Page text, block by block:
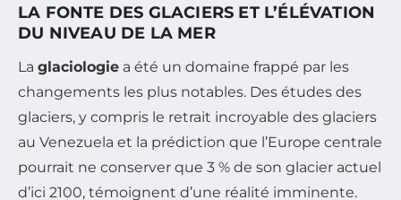
LA FONTE DES GLACIERS ET L’ÉLÉVATION
DU NIVEAU DE LA MER
La glaciologie a été un domaine frappé par les
changements les plus notables. Des études des
glaciers, y compris le retrait incroyable des glaciers
au Venezuela et la prédiction que l’Europe centrale
pourrait ne conserver que 3 % de son glacier actuel
d’ici 2100, témoignent d’une réalité imminente.